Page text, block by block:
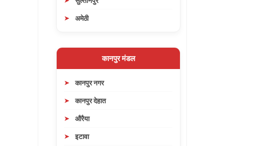
अमेठी
कानपुर मंडल
कानपुर नगर
कानपुर देहात
औरैया
इटावा